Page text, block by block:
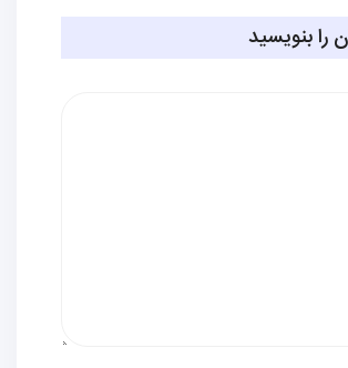
را بنویسید